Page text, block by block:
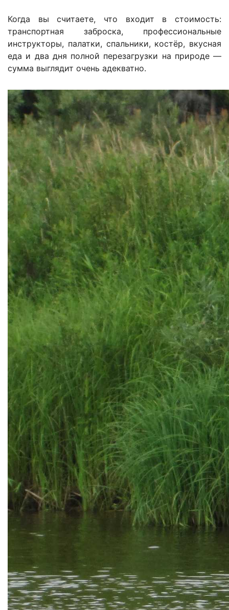
Когда вы считаете, что входит в стоимость:
транспортная заброска, профессиональные
инструкторы, палатки, спальники, костёр, вкусная
еда и два дня полной перезагрузки на природе —
сумма выглядит очень адекватно.